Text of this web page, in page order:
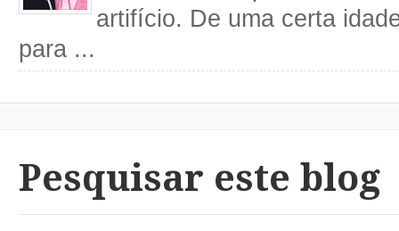
artifício. De uma certa
para ...
Pesquisar este blog